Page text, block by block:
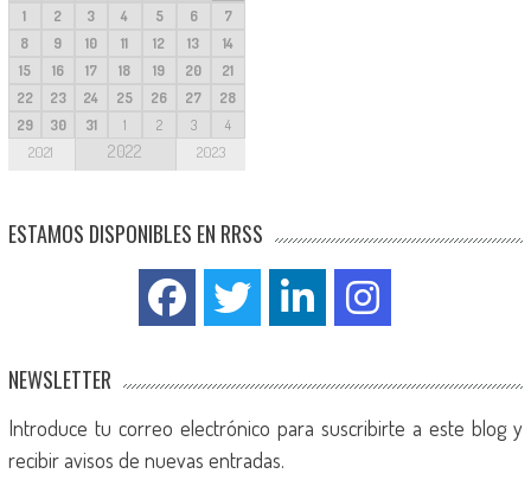
1
2 3 4 5 6
7
8
9 10 11 12 13
14
15
16 17 18 19 20
21
22
23 24 25 26 27
28
29
30 31 1 2 3 4
2021 2022 2023
ESTAMOS DISPONIBLES EN RRSS
NEWSLETTER
Introduce tu correo electrónico para suscribirte a este blog y
recibir avisos de nuevas entradas.